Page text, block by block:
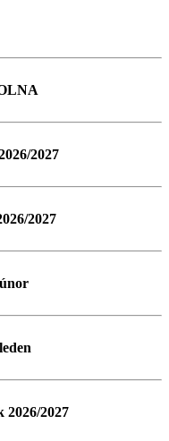
2027
2027
2027